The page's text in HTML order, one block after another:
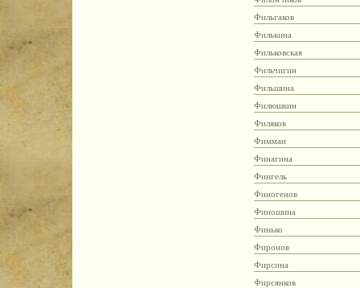
Фильгаков
Филькина
Фильковская
Фильчигин
Фильшина
Филюшкин
Филяков
Фимман
Финагина
Фингель
Финогенов
Финошина
Финько
Фиронов
Фирсина
Фирсянков